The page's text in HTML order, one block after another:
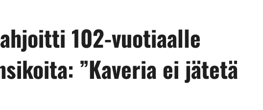
102-vuotiaalle
”Kaveria ei jätetä